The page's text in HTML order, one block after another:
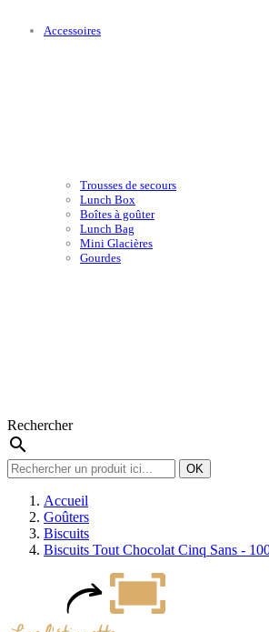
Accessoires
Trousses de secours
Lunch Box
Boîtes à goûter
Lunch Bag
Mini Glacières
Gourdes
Rechercher
search
OK
Accueil
Goûters
Biscuits
Biscuits Tout Chocolat Cinq Sans -